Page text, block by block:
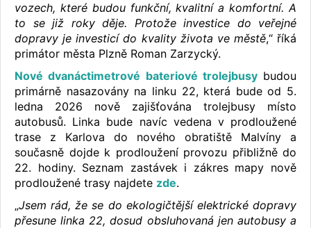
vozech, které budou funkční, kvalitní a komfortní. A
to se již roky děje. Protože investice do veřejné
dopravy je investicí do kvality života ve městě,“ říká
primátor města Plzně Roman Zarzycký.
Nové dvanáctimetrové bateriové trolejbusybudou
primárně nasazovány na linku 22, která bude od 5.
ledna 2026 nově zajišťována trolejbusy místo
autobusů. Linka bude navíc vedena v prodloužené
trase z Karlova do nového obratiště Malvíny a
současně dojde k prodloužení provozu přibližně do
22. hodiny. Seznam zastávek i zákres mapy nově
prodloužené trasy najdete zde.
„Jsem rád, že se do ekologičtější elektrické dopravy
přesune linka 22, dosud obsluhovaná jen autobusy a